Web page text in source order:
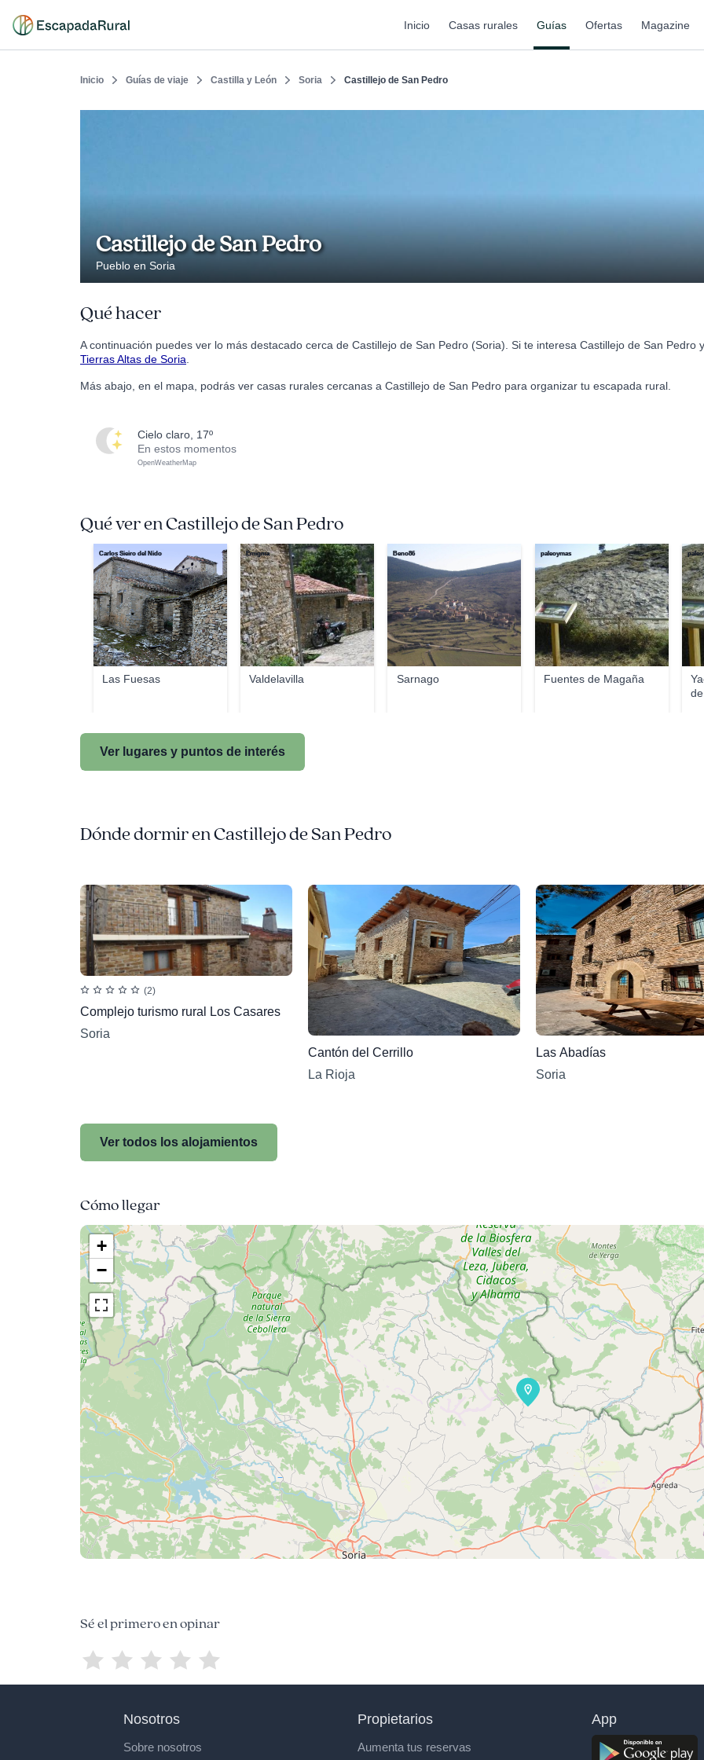
Inicio Casas rurales Guías Ofertas Magazine
Inicio Guías de viaje Castilla y León Soria Castillejo de San Pedro
Castillejo de San Pedro
Pueblo en Soria
Qué hacer
A continuación puedes ver lo más destacado cerca de Castillejo de San Pedro (Soria). Si te interesa Castillejo de San
Tierras Altas de Soria
Más abajo, en el mapa, podrás ver casas rurales cercanas a Castillejo de San Pedro para organizar tu escapada rural.
cielo claro, 17º
En estos momentos
OpenWeatherMap
Qué ver en Castillejo de San Pedro
Las Fuesas
Carlos Sieiro del Nido
Valdelavilla
Emigma
Sarnago
Beno86
Fuentes de Magaña
paleoymas
Ver lugares y puntos de interés
Dónde dormir en Castillejo de San Pedro
(2)
Complejo turismo rural Los Casares
Soria
Cantón del Cerrillo
La Rioja
Las Abadías
Soria
Ver todos los alojamientos
Cómo llegar
+
−
Sé el primero en opinar
Nosotros
Sobre nosotros
Propietarios
Aumenta tus reservas
App